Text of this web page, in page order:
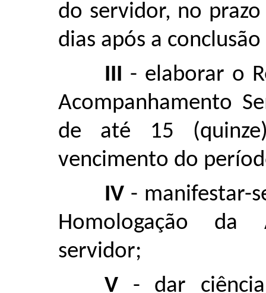
do servidor, no
dias após a
III - elaborar o
Acompanhamento
de até 15
vencimento do
IV - manifestar-
Homologação da
servidor;
V - dar